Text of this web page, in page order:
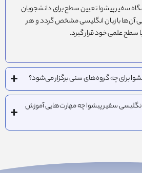
سفیر پیشوا تعیین سطح برای دانشجویان
آن‌ها با زبان انگلیسی مشخص گردد و هر
سطح علمی خود قرار گیرد.
برای چه گروه‌های سنی برگزار می‌شود؟
سفیر پیشوا چه مهارت‌هایی آموزش